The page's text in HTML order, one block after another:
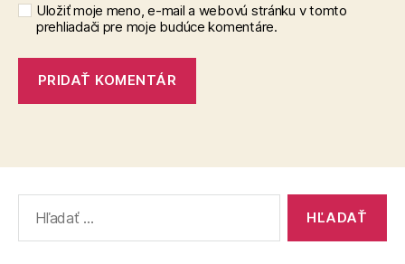
Uložiť moje meno, e-mail a webovú stránku v tomto
prehliadači pre moje budúce komentáre.